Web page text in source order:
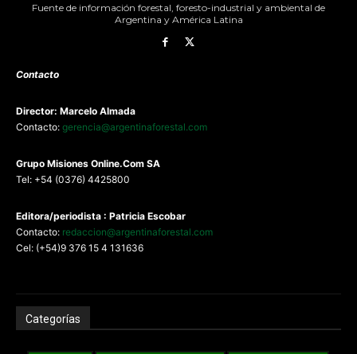
Fuente de información forestal, foresto-industrial y ambiental de
Argentina y América Latina
Contacto
Director: Marcelo Almada
Contacto: gerencia@argentinaforestal.com
Grupo Misiones Online.Com SA
Tel: +54 (0376) 4425800
Editora/periodista : Patricia Escobar
Contacto: redaccion@argentinaforestal.com
Cel: (+54)9 376 15 4 131636
Categorías